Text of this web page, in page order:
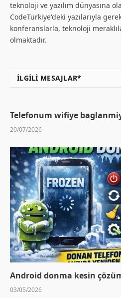
teknoloji ve yazılım dünyasına
CodeTurkiye'deki yazılarıyla
konferanslarla, teknoloji
olmaktadır.
İLGILI MESAJLAR*
Telefonum wifiye
20/07/2026
Android donma kesin
03/05/2026